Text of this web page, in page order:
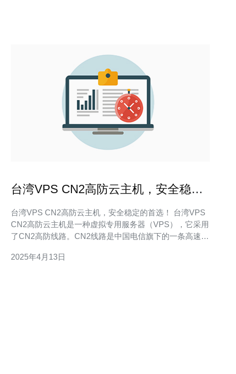
台湾VPS CN2高防云主机，安全稳定
台湾VPS CN2高防云主机，安全稳定的首选！ 台湾VPS
CN2高防云主机是一种虚拟专用服务器（VPS），它采用
了CN2高防线路。CN2线路是中国电信旗下的一条高速线
的网络环境。 首先，台湾VPS CN2高防云主机具有良好
2025年4月13日